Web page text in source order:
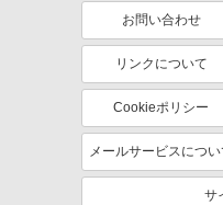
お問い合わせ
リンクについて
Cookieポリシー
メールサービスについ
サ